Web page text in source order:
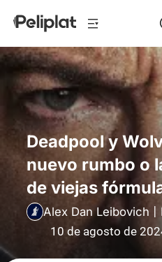
Deadpool y
nuevo rumbo o
de viejas
10 de agosto de